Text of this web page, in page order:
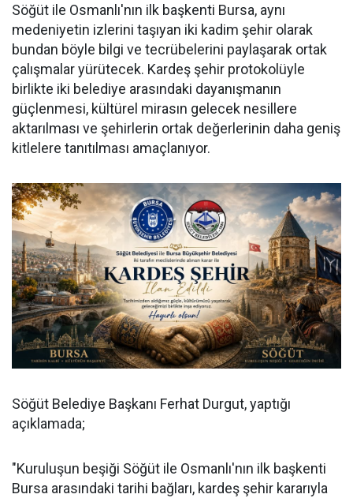
Söğüt ile Osmanlı'nın ilk başkenti Bursa, aynı
medeniyetin izlerini taşıyan iki kadim şehir olarak
bundan böyle bilgi ve tecrübelerini paylaşarak ortak
çalışmalar yürütecek. Kardeş şehir protokolüyle
birlikte iki belediye arasındaki dayanışmanın
güçlenmesi, kültürel mirasın gelecek nesillere
aktarılması ve şehirlerin ortak değerlerinin daha geniş
kitlelere tanıtılması amaçlanıyor.
Söğüt Belediye Başkanı Ferhat Durgut, yaptığı
açıklamada;
"Kuruluşun beşiği Söğüt ile Osmanlı'nın ilk başkenti
Bursa arasındaki tarihi bağları, kardeş şehir kararıyla